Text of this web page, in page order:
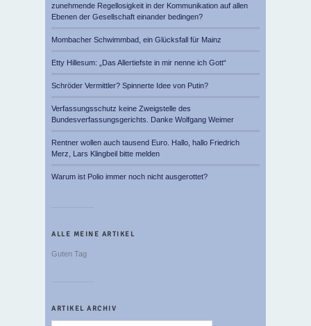
zunehmende Regellosigkeit in der Kommunikation auf allen
Ebenen der Gesellschaft einander bedingen?
Mombacher Schwimmbad, ein Glücksfall für Mainz
Etty Hillesum: „Das Allertiefste in mir nenne ich Gott“
Schröder Vermittler? Spinnerte Idee von Putin?
Verfassungsschutz keine Zweigstelle des
Bundesverfassungsgerichts. Danke Wolfgang Weimer
Rentner wollen auch tausend Euro. Hallo, hallo Friedrich
Merz, Lars Klingbeil bitte melden
Warum ist Polio immer noch nicht ausgerottet?
ALLE MEINE ARTIKEL
Guten Tag
ARTIKEL ARCHIV